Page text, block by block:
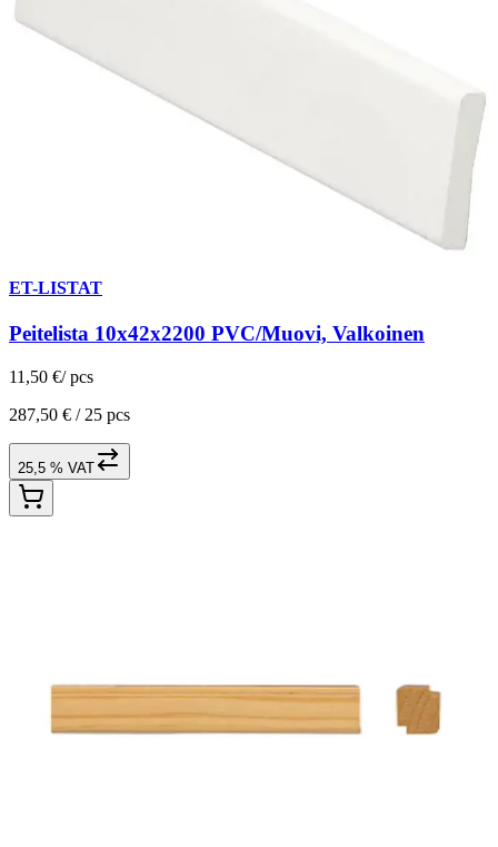
ET-LISTAT
Peitelista 10x42x2200 PVC/Muovi, Valkoinen
11,50 €/ pcs
287,50 € / 25 pcs
25,5 % VAT